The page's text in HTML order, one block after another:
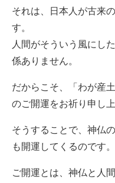
それは、日本人が古来
す。
人間がそういう風にし
係ありません。
だからこそ、「わが産
のご開運をお祈り申し
そうすることで、神仏
も開運してくるのです。
ご開運とは、神仏と人